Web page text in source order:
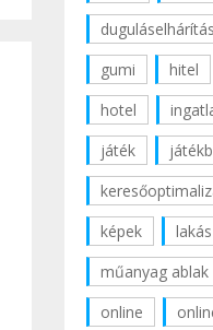
duguláselhárítás
gumi
hitel
hotel
játék
képek
lakás
műanyag ablak
online